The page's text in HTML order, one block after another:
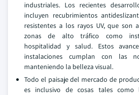
industriales. Los recientes
incluyen recubrimientos
resistentes a los rayos UV, que son
zonas de alto tráfico como
hospitalidad y salud. Estos
instalaciones cumplan con las
manteniendo la belleza visual.
Todo el paisaje del mercado de
es inclusivo de cosas tales como